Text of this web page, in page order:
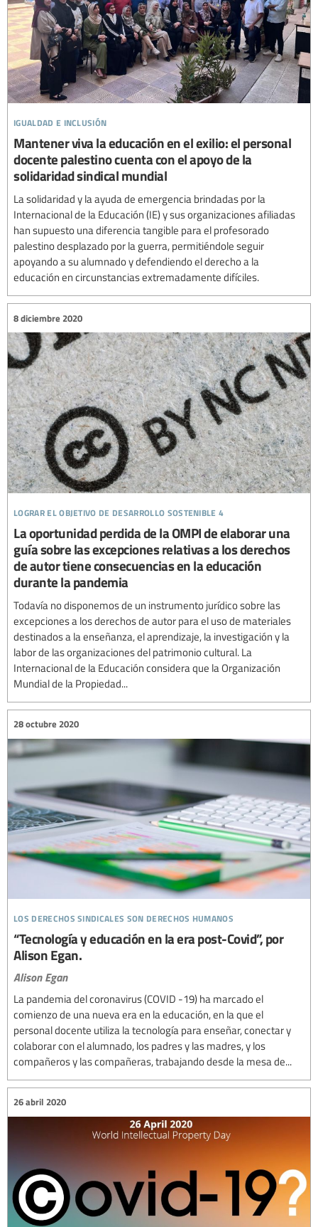
igualdad e inclusión
Mantener viva la educación en el exilio: el personal
docente palestino cuenta con el apoyo de la
solidaridad sindical mundial
La solidaridad y la ayuda de emergencia brindadas por la
Internacional de la Educación (IE) y sus organizaciones afiliadas
han supuesto una diferencia tangible para el profesorado
palestino desplazado por la guerra, permitiéndole seguir
apoyando a su alumnado y defendiendo el derecho a la
educación en circunstancias extremadamente difíciles.
lograr el objetivo de desarrollo sostenible 4
8 diciembre 2020
La oportunidad perdida de la OMPI de elaborar una
guía sobre las excepciones relativas a los derechos
de autor tiene consecuencias en la educación
durante la pandemia
Todavía no disponemos de un instrumento jurídico sobre las
excepciones a los derechos de autor para el uso de materiales
destinados a la enseñanza, el aprendizaje, la investigación y la
labor de las organizaciones del patrimonio cultural. La
Internacional de la Educación considera que la Organización
Mundial de la Propiedad...
los derechos sindicales son derechos humanos
28 octubre 2020
“Tecnología y educación en la era post-Covid”, por
Alison Egan.
Alison Egan
La pandemia del coronavirus (COVID -19) ha marcado el
comienzo de una nueva era en la educación, en la que el
personal docente utiliza la tecnología para enseñar, conectar y
colaborar con el alumnado, los padres y las madres, y los
compañeros y las compañeras, trabajando desde la mesa de...
26 abril 2020